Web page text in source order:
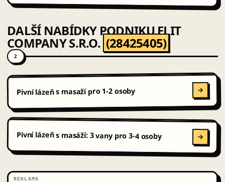
DALŠÍ NABÍDKY PODNIKU ELIT
COMPANY S.R.O. (28425405)
2
Pivní lázeň s masaží pro 1-2 osoby
Pivní lázeň s masáží: 3 vany pro 3-4 osoby
REKLAMA